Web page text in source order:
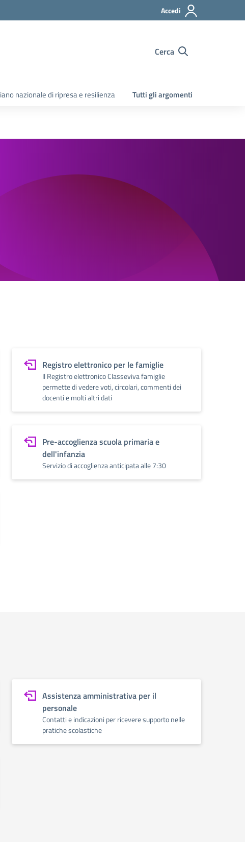
Accedi
Cerca
nazionale di ripresa e resilienza Tutti gli argomenti
Registro elettronico per le famiglie
Il Registro elettronico Classeviva famiglie
permette di vedere voti, circolari, commenti dei
docenti e molti altri dati
Pre-accoglienza scuola primaria e
dell'infanzia
Servizio di accoglienza anticipata alle 7:30
Assistenza amministrativa per il
personale
Contatti e indicazioni per ricevere supporto nelle
pratiche scolastiche